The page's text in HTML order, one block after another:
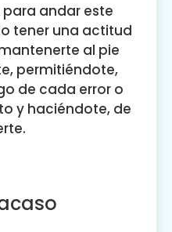
para andar este
tener una actitud
al pie
permitiéndote,
de cada error o
y haciéndote, de